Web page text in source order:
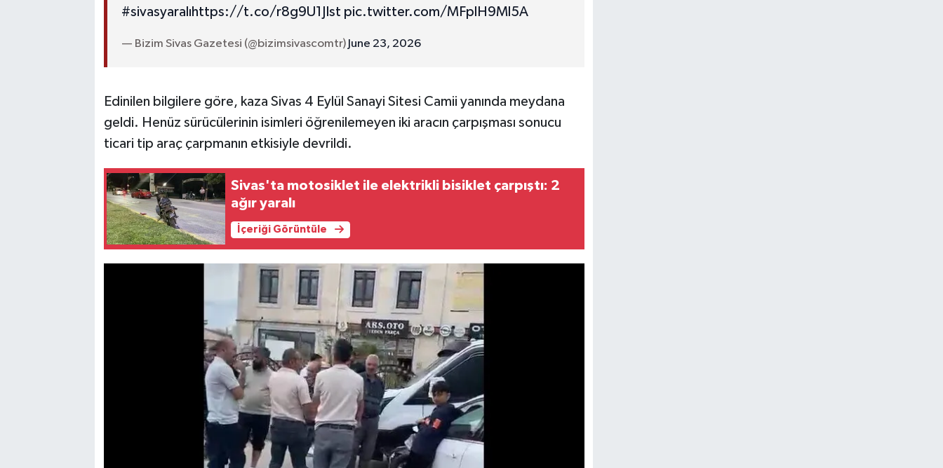
#sivasyaralı https://t.co/r8g9U1JIst pic.twitter.com/MFplH9Ml5A
— Bizim Sivas Gazetesi (@bizimsivascomtr) June 23, 2026
Edinilen bilgilere göre, kaza Sivas 4 Eylül Sanayi Sitesi Camii yanında meydana
geldi. Henüz sürücülerinin isimleri öğrenilemeyen iki aracın çarpışması sonucu
ticari tip araç çarpmanın etkisiyle devrildi.
Sivas'ta motosiklet ile elektrikli bisiklet çarpıştı: 2
ağır yaralı
İçeriği Görüntüle